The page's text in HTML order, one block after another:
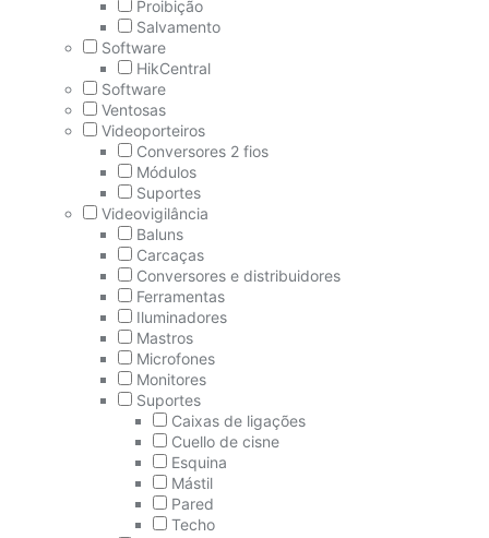
Proibição
Salvamento
Software
HikCentral
Software
Ventosas
Videoporteiros
Conversores 2 fios
Módulos
Suportes
Videovigilância
Baluns
Carcaças
Conversores e distribuidores
Ferramentas
Iluminadores
Mastros
Microfones
Monitores
Suportes
Caixas de ligações
Cuello de cisne
Esquina
Mástil
Pared
Techo